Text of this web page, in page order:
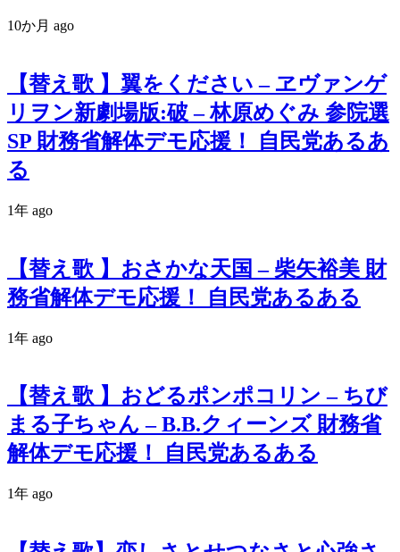
10か月 ago
【替え歌 】翼をください – ヱヴァンゲ
リヲン新劇場版:破 – 林原めぐみ 参院選
SP 財務省解体デモ応援！ 自民党あるあ
る
1年 ago
【替え歌 】おさかな天国 – 柴矢裕美 財
務省解体デモ応援！ 自民党あるある
1年 ago
【替え歌 】おどるポンポコリン – ちび
まる子ちゃん – B.B.クィーンズ 財務省
解体デモ応援！ 自民党あるある
1年 ago